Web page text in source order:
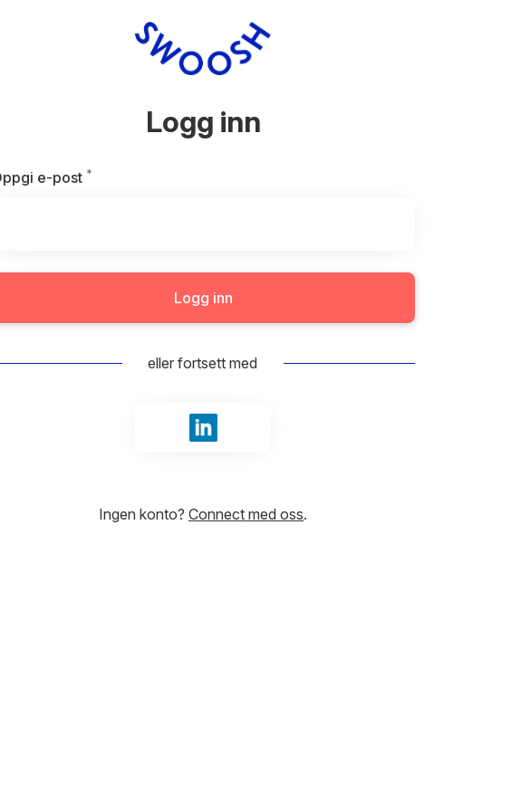
Logg inn
e-post *
Logg inn
eller fortsett med
Logg inn med LinkedIn
Ingen konto? Connect med oss.